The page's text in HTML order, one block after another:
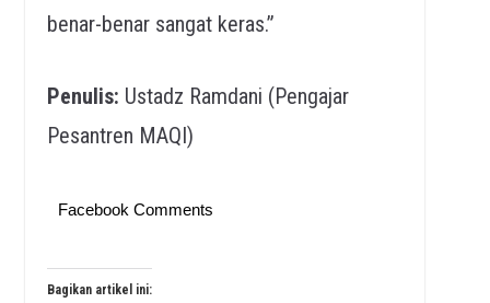
benar-benar sangat keras.”
Penulis: Ustadz Ramdani (Pengajar
Pesantren MAQI)
Facebook Comments
Bagikan artikel ini: